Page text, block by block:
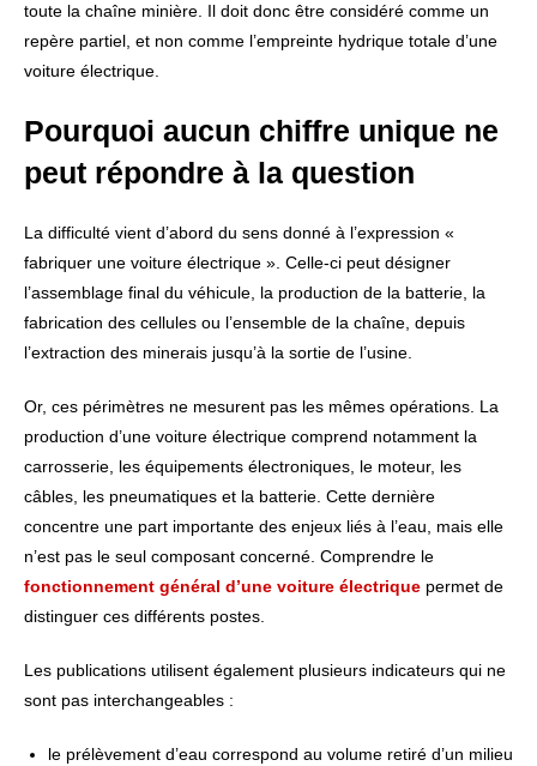
toute la chaîne minière. Il doit donc être considéré comme un
repère partiel, et non comme l’empreinte hydrique totale d’une
voiture électrique.
Pourquoi aucun chiffre unique ne
peut répondre à la question
La difficulté vient d’abord du sens donné à l’expression «
fabriquer une voiture électrique ». Celle-ci peut désigner
l’assemblage final du véhicule, la production de la batterie, la
fabrication des cellules ou l’ensemble de la chaîne, depuis
l’extraction des minerais jusqu’à la sortie de l’usine.
Or, ces périmètres ne mesurent pas les mêmes opérations. La
production d’une voiture électrique comprend notamment la
carrosserie, les équipements électroniques, le moteur, les
câbles, les pneumatiques et la batterie. Cette dernière
concentre une part importante des enjeux liés à l’eau, mais elle
n’est pas le seul composant concerné. Comprendre le
fonctionnement général d’une voiture électrique permet de
distinguer ces différents postes.
Les publications utilisent également plusieurs indicateurs qui ne
sont pas interchangeables :
le prélèvement d’eau correspond au volume retiré d’un milieu